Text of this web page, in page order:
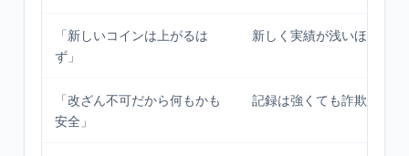
「新しいコインは上がるは
ず」
新しく実績が浅いほどリ
「改ざん不可だから何もかも
安全」
記録は強くても詐欺・盗難